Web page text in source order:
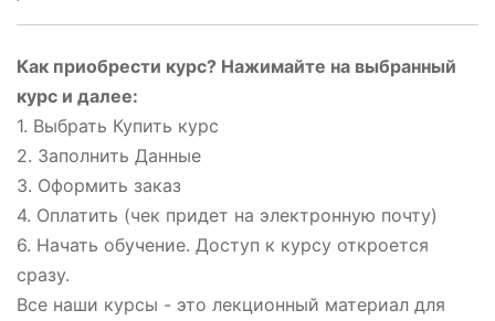
Как приобрести курс? Нажимайте на выбранный
курс и далее:
1. Выбрать Купить курс
2. Заполнить Данные
3. Оформить заказ
4. Оплатить (чек придет на электронную почту)
6. Начать обучение. Доступ к курсу откроется
сразу.
Все наши курсы - это лекционный материал для